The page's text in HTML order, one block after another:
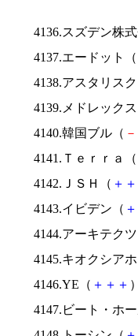
4136.スズデン株
4137.エードット（
4138.アスタリス
4139.メドレック
4140.韓国ブル（ －
4141.Ｔｅｒｒａ（
4142.ＪＳＨ（ ＋ ＋
4143.イビデン（ ＋
4144.アーキテク
4145.キオクシア
4146.YE（ ＋ ＋ ＋
4147.ビート・ホ